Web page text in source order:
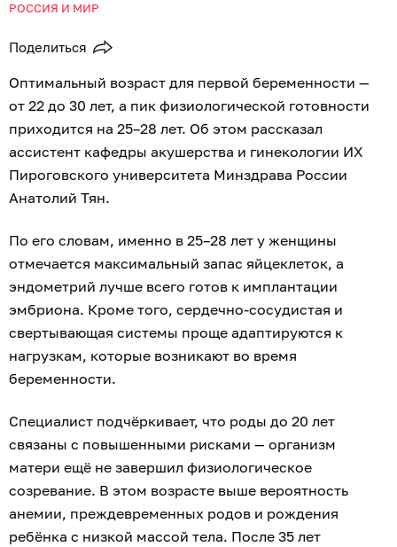
РОССИЯ И МИР
Поделиться
Оптимальный возраст для первой беременности —
от 22 до 30 лет, а пик физиологической готовности
приходится на 25–28 лет. Об этом рассказал
ассистент кафедры акушерства и гинекологии ИХ
Пироговского университета Минздрава России
Анатолий Тян.
По его словам, именно в 25–28 лет у женщины
отмечается максимальный запас яйцеклеток, а
эндометрий лучше всего готов к имплантации
эмбриона. Кроме того, сердечно‑сосудистая и
свертывающая системы проще адаптируются к
нагрузкам, которые возникают во время
беременности.
Специалист подчёркивает, что роды до 20 лет
связаны с повышенными рисками — организм
матери ещё не завершил физиологическое
созревание. В этом возрасте выше вероятность
анемии, преждевременных родов и рождения
ребёнка с низкой массой тела. После 35 лет